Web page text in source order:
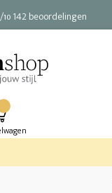
/10 142 beoordelingen